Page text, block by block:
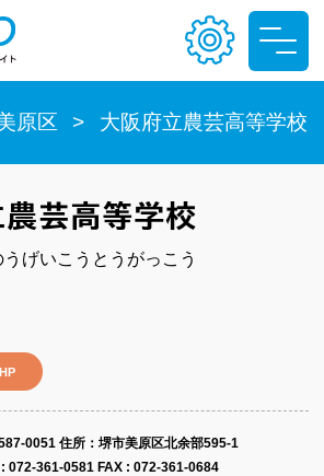
大
原区 大阪府立農芸高等学校
芸高等学校
げいこうとうがっこう
0051 住所：堺市美原区北余部595-1
072-361-0581 FAX : 072-361-0684